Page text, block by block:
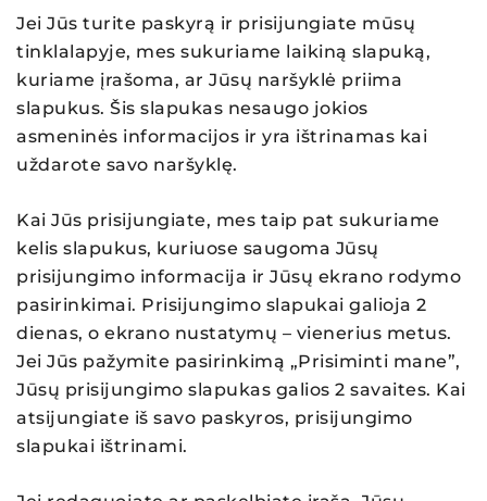
Jei Jūs turite paskyrą ir prisijungiate mūsų
tinklalapyje, mes sukuriame laikiną slapuką,
kuriame įrašoma, ar Jūsų naršyklė priima
slapukus. Šis slapukas nesaugo jokios
asmeninės informacijos ir yra ištrinamas kai
uždarote savo naršyklę.
Kai Jūs prisijungiate, mes taip pat sukuriame
kelis slapukus, kuriuose saugoma Jūsų
prisijungimo informacija ir Jūsų ekrano rodymo
pasirinkimai. Prisijungimo slapukai galioja 2
dienas, o ekrano nustatymų – vienerius metus.
Jei Jūs pažymite pasirinkimą „Prisiminti mane”,
Jūsų prisijungimo slapukas galios 2 savaites. Kai
atsijungiate iš savo paskyros, prisijungimo
slapukai ištrinami.